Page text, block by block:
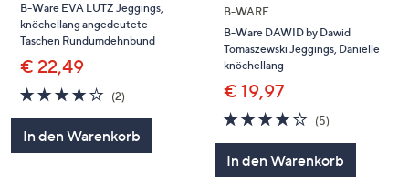
B-Ware EVA LUTZ Jeggings,
knöchellang angedeutete
Taschen Rundumdehnbund
€ 22,49
4.0
von
(2)2
In den Warenkorb
B-WARE
B-Ware DAWID by Dawid
Tomaszewski Jeggings, Danielle
knöchellang
€ 19,97
4.0
von
(5)5
In den Warenkorb